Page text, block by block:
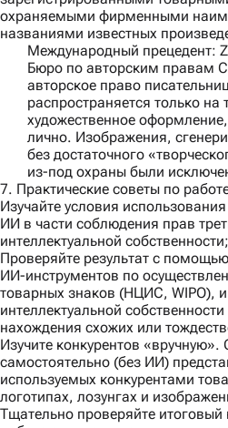
охраняемыми фирменными
названиями известных
Международный прецедент:
Бюро по авторским правам
авторское право
распространяется только на
художественное
лично. Изображения,
без достаточного
из-под охраны были
7. Практические советы по
Изучайте условия
ИИ в части соблюдения прав
интеллектуальной собственности;
Проверяйте результат с
ИИ-инструментов по
товарных знаков (НЦИС, WIPO),
интеллектуальной
нахождения схожих или
Изучите конкурентов «вручную».
самостоятельно (без ИИ)
используемых конкурентами
логотипах, лозунгах и
Тщательно проверяйте итоговый